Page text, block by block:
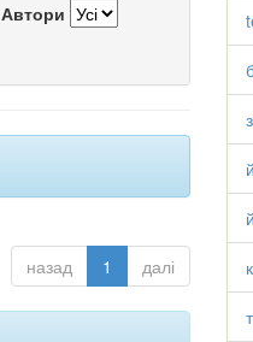
Автори
назад 1 далі